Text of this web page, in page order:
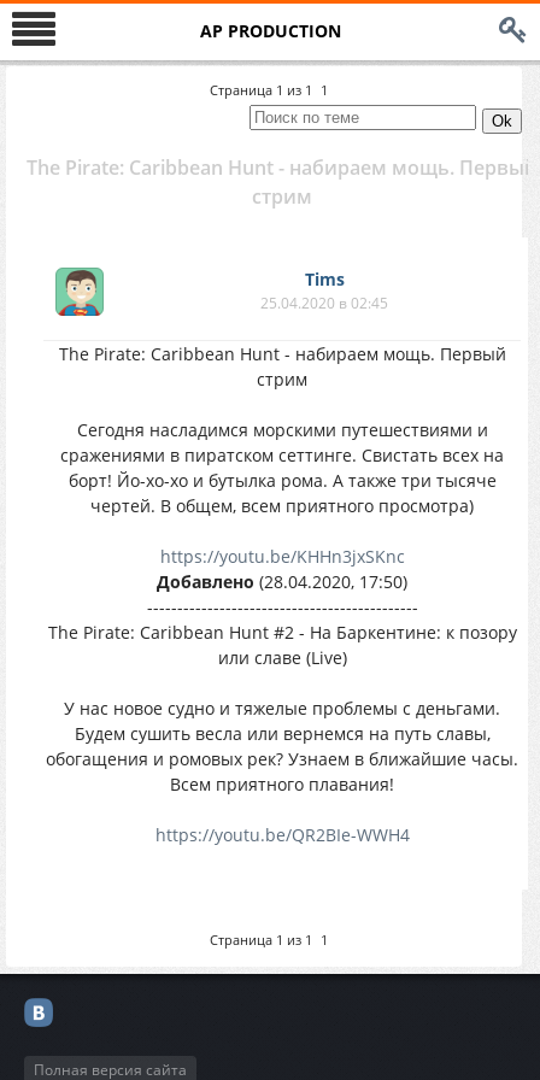
AP PRODUCTION
Страница 1 из 1 1
The Pirate: Caribbean Hunt - набираем мощь. Первый
стрим
Tims
25.04.2020 в 02:45
The Pirate: Caribbean Hunt - набираем мощь. Первый
стрим
Сегодня насладимся морскими путешествиями и
сражениями в пиратском сеттинге. Свистать всех на
борт! Йо-хо-хо и бутылка рома. А также три тысяче
чертей. В общем, всем приятного просмотра)
https://youtu.be/KHHn3jxSKnc
Добавлено (28.04.2020, 17:50)
---------------------------------------------
The Pirate: Caribbean Hunt #2 - На Баркентине: к позору
или славе (Live)
У нас новое судно и тяжелые проблемы с деньгами.
Будем сушить весла или вернемся на путь славы,
обогащения и ромовых рек? Узнаем в ближайшие часы.
Всем приятного плавания!
https://youtu.be/QR2BIe-WWH4
Страница 1 из 1 1
Полная версия сайта